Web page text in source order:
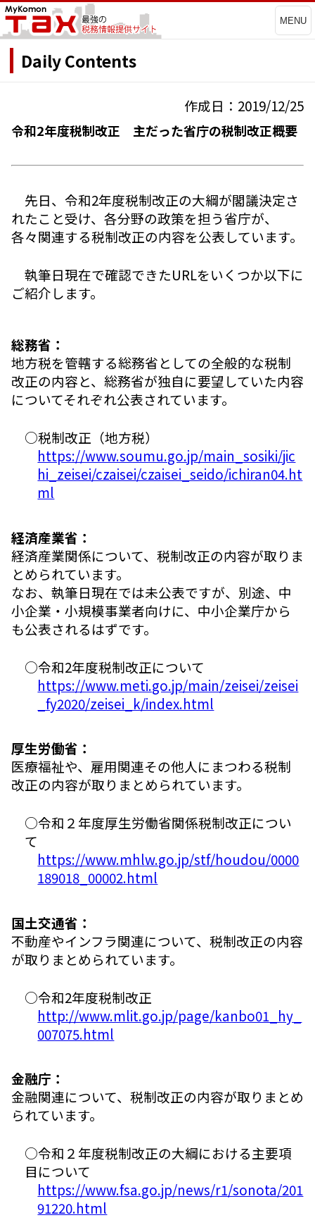
MENU
Daily Contents
作成日：2019/12/25
令和2年度税制改正 主だった省庁の税制改正概要
先日、令和2年度税制改正の大綱が閣議決定さ
れたこと受け、各分野の政策を担う省庁が、
各々関連する税制改正の内容を公表しています。
執筆日現在で確認できたURLをいくつか以下に
ご紹介します。
総務省：
地方税を管轄する総務省としての全般的な税制
改正の内容と、総務省が独自に要望していた内容
についてそれぞれ公表されています。
○税制改正（地方税）
https://www.soumu.go.jp/main_sosiki/jic
hi_zeisei/czaisei/czaisei_seido/ichiran04.ht
ml
経済産業省：
経済産業関係について、税制改正の内容が取りま
とめられています。
なお、執筆日現在では未公表ですが、別途、中
小企業・小規模事業者向けに、中小企業庁から
も公表されるはずです。
○令和2年度税制改正について
https://www.meti.go.jp/main/zeisei/zeisei
_fy2020/zeisei_k/index.html
厚生労働省：
医療福祉や、雇用関連その他人にまつわる税制
改正の内容が取りまとめられています。
○令和２年度厚生労働省関係税制改正につい
て
https://www.mhlw.go.jp/stf/houdou/0000
189018_00002.html
国土交通省：
不動産やインフラ関連について、税制改正の内容
が取りまとめられています。
○令和2年度税制改正
http://www.mlit.go.jp/page/kanbo01_hy_
007075.html
金融庁：
金融関連について、税制改正の内容が取りまとめ
られています。
○令和２年度税制改正の大綱における主要項
目について
https://www.fsa.go.jp/news/r1/sonota/201
91220.html